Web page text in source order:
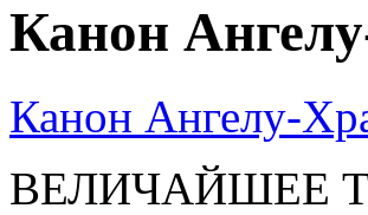
Канон
Канон Ангелу-
ВЕЛИЧАЙШЕЕ